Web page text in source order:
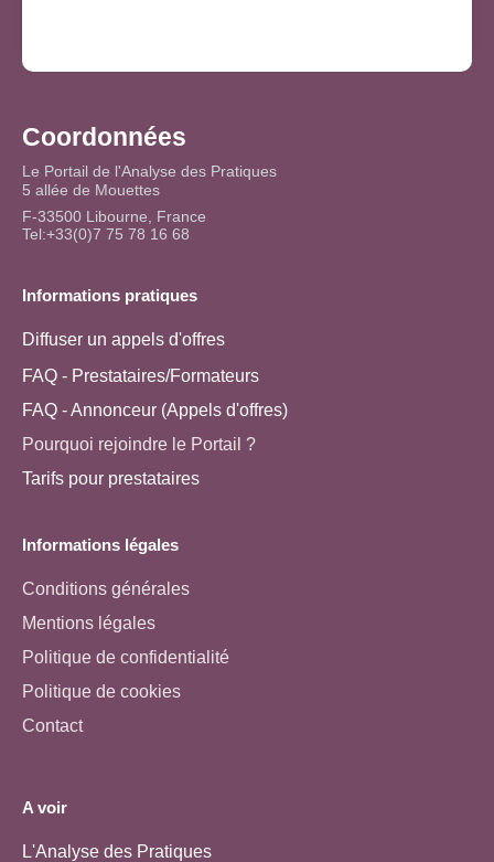
Coordonnées
Le Portail de l'Analyse des Pratiques
5 allée de Mouettes
F-33500 Libourne, France
Tel:+33(0)7 75 78 16 68
Informations pratiques
Diffuser un appels d'offres
FAQ - Prestataires/Formateurs
FAQ - Annonceur (Appels d'offres)
Pourquoi rejoindre le Portail ?
Tarifs pour prestataires
Informations légales
Conditions générales
Mentions légales
Politique de confidentialité
Politique de cookies
Contact
A voir
L'Analyse des Pratiques